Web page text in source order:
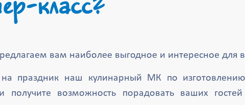
вам наиболее выгодное и интересное для
на праздник наш кулинарный МК по
получите возможность порадовать ваших